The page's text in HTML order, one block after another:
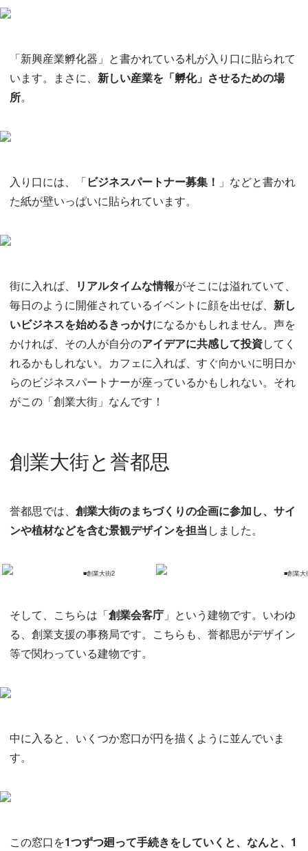
「新興産業孵化器」と書かれている札が入り口に貼られて
います。まさに、新しい産業を「孵化」させるための場
所。
入り口には、「ビジネスパートナー募集！ 」などと書かれ
た紙が壁いっぱいに貼られています。
街に入れば、 リアルタイムな情報がそこには溢れていて、
毎日のように開催されているイベントに顔を出せば、新し
いビジネスを始めるきっかけになるかもしれません。声を
かければ、その人が自分のアイデアに共感して投資してく
れるかもしれない。カフェに入れば、すぐ向かいに明日か
らのビジネスパートナーが座っているかもしれない。それ
がこの「創業大街」なんです！
創業大街と誉都思
誉都思では、創業大街のまちづくりの企画に参加し、サイ
ンや植材などを含む景観デザインを担当しました。
そして、こちらは「創業会客庁 」という建物です。いわゆ
る、創業支援の事務局です。こちらも、誉都思がデザイン
等で関わっている建物です。
中に入ると、いくつか窓口が円を描くように並んでいま
す。
この窓口を1つずつ廻って手続きをしていくと、なんと、1